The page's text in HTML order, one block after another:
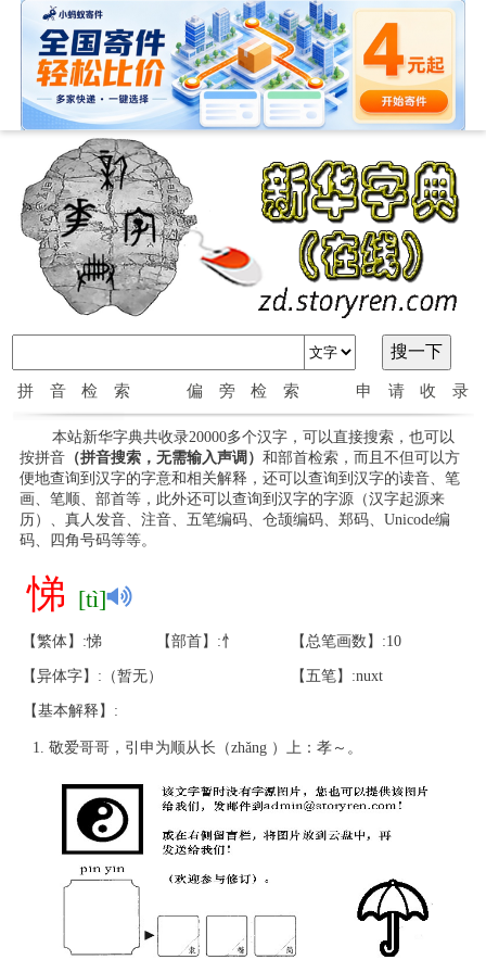
拼音检索 偏旁检索 申请收录
本站新华字典共收录20000多个汉字，可以直接搜索，也可以
按拼音（拼音搜索，无需输入声调） 和部首检索，而且不但可以方
便地查询到汉字的字意和相关解释，还可以查询到汉字的读音、笔
画、笔顺、部首等，此外还可以查询到汉字的字源（汉字起源来
历）、真人发音、注音、五笔编码、仓颉编码、郑码、Unicode编
码、四角号码等等。
悌 [tì]
【繁体】:悌 【部首】:忄 【总笔画数】:10
【异体字】:（暂无） 【五笔】:nuxt
【基本解释】:
敬爱哥哥，引申为顺从长（zhǎng ）上：孝～。